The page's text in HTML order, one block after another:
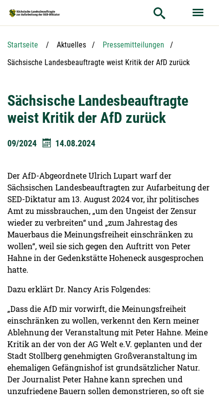
Service
Startseite Aktuelles
Pressemitteilungen
Aktuelle Seite:
Sächsische Landesbeauftragte weist Kritik der AfD zurück
Sächsische Landesbeauftragte
weist Kritik der AfD zurück
09/2024 14.08.2024
Der AfD-Abgeordnete Ulrich Lupart warf der
Sächsischen Landesbeauftragten zur Aufarbeitung der
SED-Diktatur am 13. August 2024 vor, ihr politisches
Amt zu missbrauchen, „um den Ungeist der Zensur
wieder zu verbreiten“ und „zum Jahrestag des
Mauerbaus die Meinungsfreiheit einschränken zu
wollen“, weil sie sich gegen den Auftritt von Peter
Hahne in der Gedenkstätte Hoheneck ausgesprochen
hatte.
Dazu erklärt Dr. Nancy Aris Folgendes:
„Dass die AfD mir vorwirft, die Meinungsfreiheit
einschränken zu wollen, verkennt den Kern meiner
Ablehnung der Veranstaltung mit Peter Hahne. Meine
Kritik an der von der AG Welt e.V. geplanten und der
Stadt Stollberg genehmigten Großveranstaltung im
ehemaligen Gefängnishof ist grundsätzlicher Natur.
Der Journalist Peter Hahne kann sprechen und
unzufriedene Bauern sollen demonstrieren, so oft sie